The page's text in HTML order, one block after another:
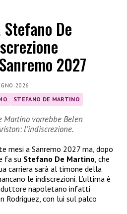
Stefano De
2027
2026
STEFANO DE MARTINO
Martino vorrebbe Belen
l’indiscrezione.
mesi a Sanremo 2027 ma, dopo
fa su Stefano De Martino , che
carriera sarà al timone della
le indiscrezioni. L’ultima è
napoletano infatti
Rodriguez, con lui sul palco